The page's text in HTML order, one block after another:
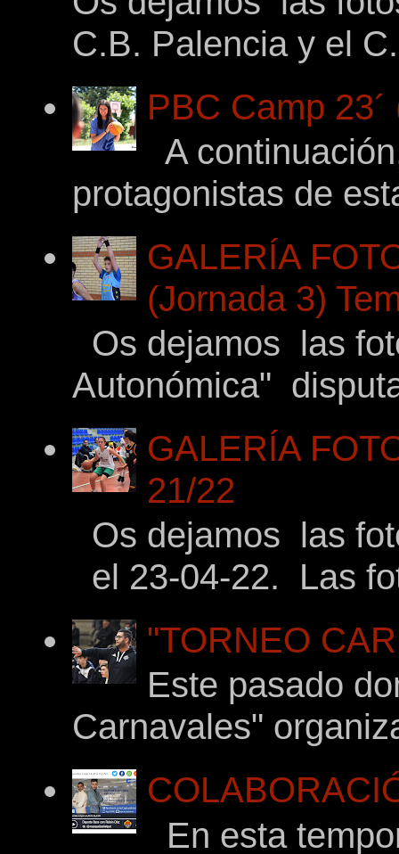
C.B. Palencia y el
PBC Camp
A
protagonistas de
GALERÍA
(Jornada 3)
Os dejamos las
Autonómica"
GALERÍA
21/22
Os dejamos las
el 23-04-22. Las
"TORNEO
Este pasado
Carnavales"
En esta